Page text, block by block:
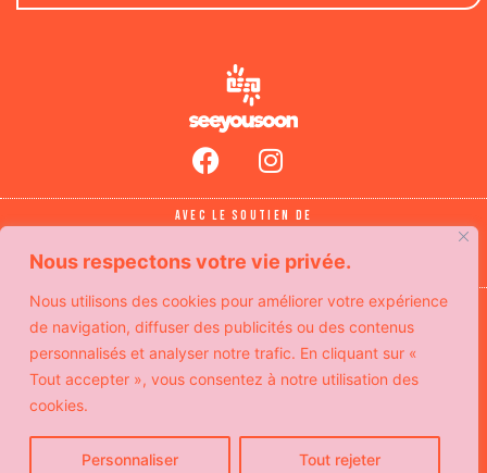
Nous respectons votre vie privée.
Nous utilisons des cookies pour améliorer votre expérience
de navigation, diffuser des publicités ou des contenus
personnalisés et analyser notre trafic. En cliquant sur «
Tout accepter », vous consentez à notre utilisation des
cookies.
Personnaliser Tout rejeter
Avec le soutien de
© Copyright SeeYouSoon
Politique de confidentialité
Mentions légales
Contact